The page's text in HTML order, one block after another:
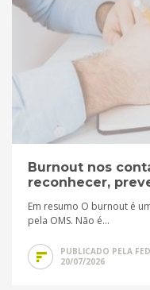
Burnout nos
reconhecer,
Em resumo O burnout é
pela OMS. Não é...
PUBLICADO PELA
20/07/2026